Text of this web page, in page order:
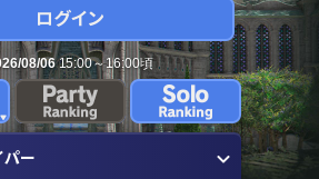
08/0615:00～16:00頃
パー